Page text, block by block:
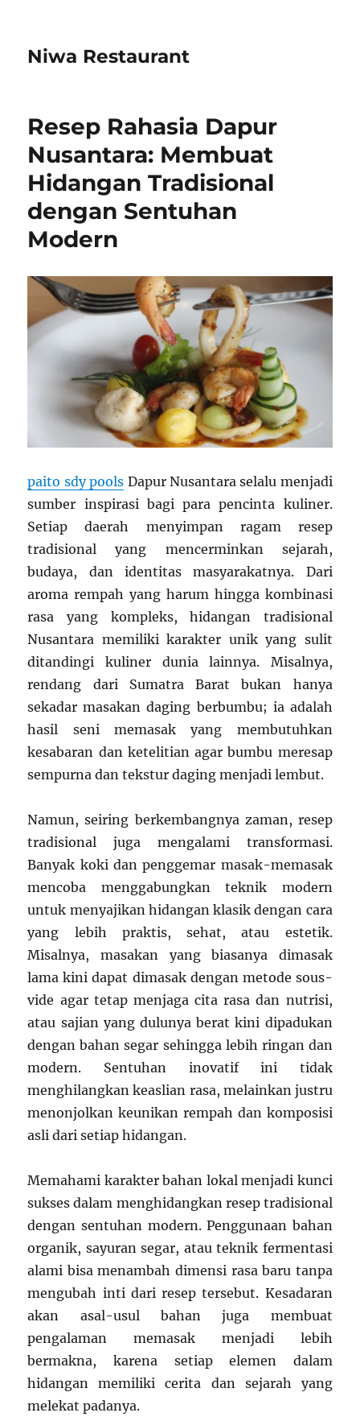
Niwa Restaurant
Resep Rahasia Dapur
Nusantara: Membuat
Hidangan Tradisional
dengan Sentuhan
Modern
paito sdy pools Dapur Nusantara selalu menjadi
sumber inspirasi bagi para pencinta kuliner.
Setiap daerah menyimpan ragam resep
tradisional yang mencerminkan sejarah,
budaya, dan identitas masyarakatnya. Dari
aroma rempah yang harum hingga kombinasi
rasa yang kompleks, hidangan tradisional
Nusantara memiliki karakter unik yang sulit
ditandingi kuliner dunia lainnya. Misalnya,
rendang dari Sumatra Barat bukan hanya
sekadar masakan daging berbumbu; ia adalah
hasil seni memasak yang membutuhkan
kesabaran dan ketelitian agar bumbu meresap
sempurna dan tekstur daging menjadi lembut.
Namun, seiring berkembangnya zaman, resep
tradisional juga mengalami transformasi.
Banyak koki dan penggemar masak-memasak
mencoba menggabungkan teknik modern
untuk menyajikan hidangan klasik dengan cara
yang lebih praktis, sehat, atau estetik.
Misalnya, masakan yang biasanya dimasak
lama kini dapat dimasak dengan metode sous-
vide agar tetap menjaga cita rasa dan nutrisi,
atau sajian yang dulunya berat kini dipadukan
dengan bahan segar sehingga lebih ringan dan
modern. Sentuhan inovatif ini tidak
menghilangkan keaslian rasa, melainkan justru
menonjolkan keunikan rempah dan komposisi
asli dari setiap hidangan.
Memahami karakter bahan lokal menjadi kunci
sukses dalam menghidangkan resep tradisional
dengan sentuhan modern. Penggunaan bahan
organik, sayuran segar, atau teknik fermentasi
alami bisa menambah dimensi rasa baru tanpa
mengubah inti dari resep tersebut. Kesadaran
akan asal-usul bahan juga membuat
pengalaman memasak menjadi lebih
bermakna, karena setiap elemen dalam
hidangan memiliki cerita dan sejarah yang
melekat padanya.